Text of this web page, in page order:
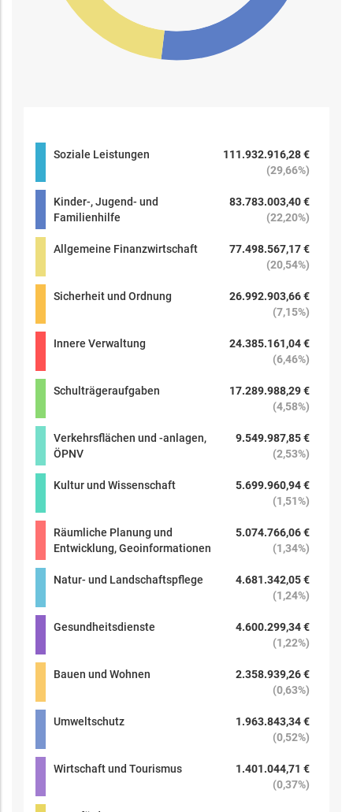
Soziale Leistungen
111.932.916,28 €
(29,66%)
Kinder-, Jugend- und
Familienhilfe
83.783.003,40 €
(22,20%)
Allgemeine Finanzwirtschaft
77.498.567,17 €
(20,54%)
Sicherheit und Ordnung
26.992.903,66 €
(7,15%)
Innere Verwaltung
24.385.161,04 €
(6,46%)
Schulträgeraufgaben
17.289.988,29 €
(4,58%)
Verkehrsflächen und -anlagen,
ÖPNV
9.549.987,85 €
(2,53%)
Kultur und Wissenschaft
5.699.960,94 €
(1,51%)
Räumliche Planung und
Entwicklung, Geoinformationen
5.074.766,06 €
(1,34%)
Natur- und Landschaftspflege
4.681.342,05 €
(1,24%)
Gesundheitsdienste
4.600.299,34 €
(1,22%)
Bauen und Wohnen
2.358.939,26 €
(0,63%)
Umweltschutz
1.963.843,34 €
(0,52%)
Wirtschaft und Tourismus
1.401.044,71 €
(0,37%)